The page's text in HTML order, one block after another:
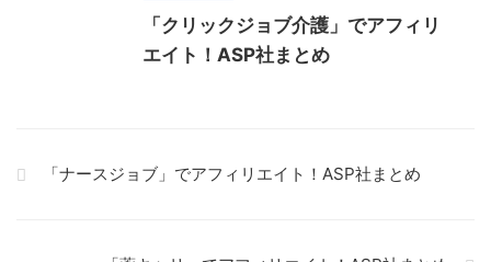
「クリックジョブ介護」でアフィリ
エイト！ASP社まとめ
「ナースジョブ」でアフィリエイト！ASP社まとめ